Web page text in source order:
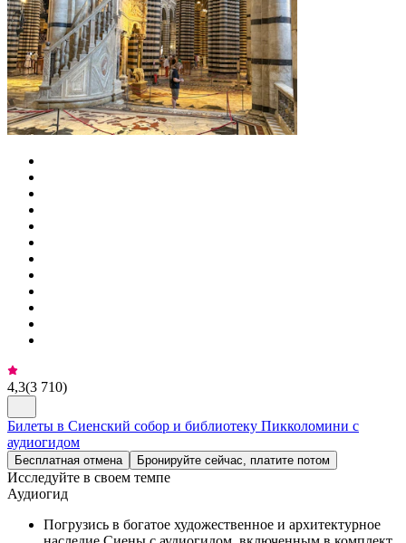
4,3(3 710)
Билеты в Сиенский собор и библиотеку Пикколомини с
аудиогидом
Бесплатная отмена Бронируйте сейчас, платите потом
Исследуйте в своем темпе
Аудиогид
Погрузись в богатое художественное и архитектурное